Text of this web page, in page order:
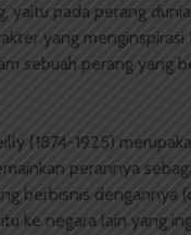
yaitu pada perang
yang
sebuah perang yang
(1874-1925)
perannya
berbisnis dengannya
ke negara lain yang